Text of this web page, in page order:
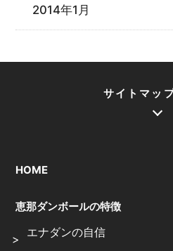
2014年1月
サイトマッ
HOME
恵那ダンボールの特徴
エナダンの自信